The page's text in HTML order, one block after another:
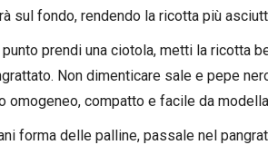
sul fondo, rendendo la ricotta più
prendi una ciotola, metti la ricotta
Non dimenticare sale e pepe
omogeneo, compatto e facile da
forma delle palline, passale nel